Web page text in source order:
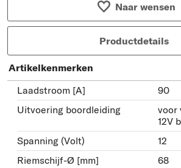
Naar wensen
Productdetails
Artikelkenmerken
Laadstroom [A]
90
Uitvoering boordleiding
voor
12V
Spanning (Volt)
12
Riemschijf-Ø [mm]
68